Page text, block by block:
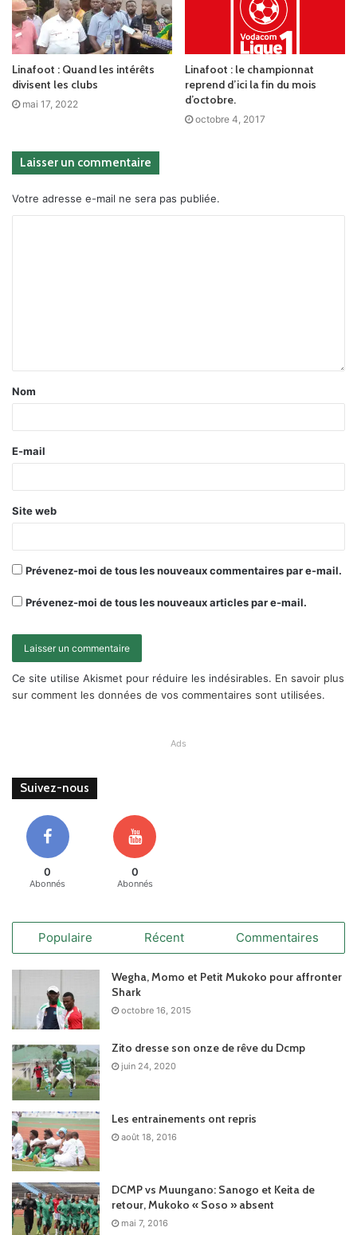
Linafoot : Quand les intérêts
divisent les clubs
mai 17, 2022
Linafoot : le championnat
reprend d’ici la fin du mois
d’octobre.
octobre 4, 2017
Laisser un commentaire
Votre adresse e-mail ne sera pas publiée.
Nom
E-mail
Site web
Prévenez-moi de tous les nouveaux commentaires par e-mail.
Prévenez-moi de tous les nouveaux articles par e-mail.
Ce site utilise Akismet pour réduire les indésirables. En savoir plus
sur comment les données de vos commentaires sont utilisées.
Ads
Suivez-nous
0
Abonnés
0
Abonnés
Populaire Récent Commentaires
Wegha, Momo et Petit Mukoko pour affronter
Shark
octobre 16, 2015
Zito dresse son onze de rêve du Dcmp
juin 24, 2020
Les entrainements ont repris
août 18, 2016
DCMP vs Muungano: Sanogo et Keita de
retour, Mukoko « Soso » absent
mai 7, 2016